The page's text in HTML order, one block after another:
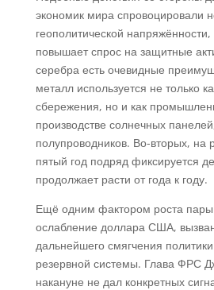
экономик мира спровоцировали
геополитической
повышает спрос на защитные
серебра есть очевидные
металл используется не только
сбережения, но и как
производстве солнечных
полупроводников. Во-вторых, на
пятый год подряд фиксируется
продолжает расти от года к году.
Ещё одним фактором роста пары
ослабление доллара США,
дальнейшего смягчения
резервной системы. Глава ФРС
накануне не дал конкретных